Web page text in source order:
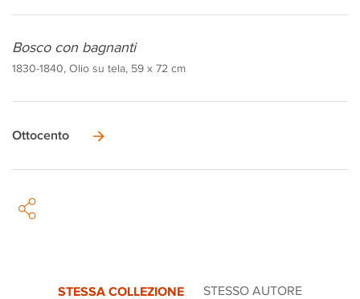
Bosco con bagnanti
1830-1840, Olio su tela, 59 x 72 cm
Ottocento
STESSA COLLEZIONE STESSO AUTORE